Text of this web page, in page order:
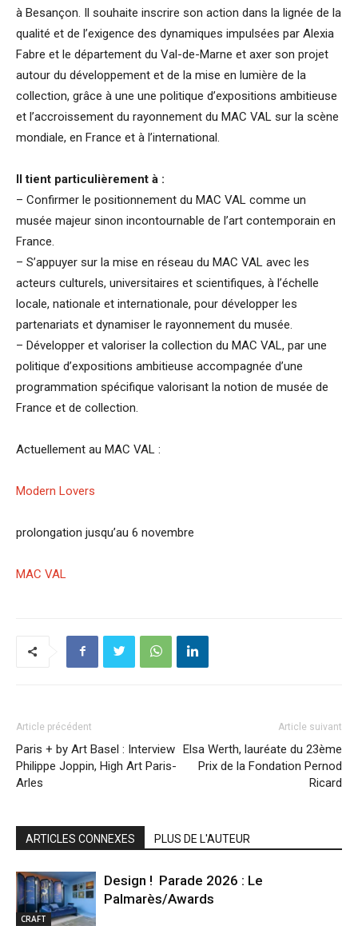
à Besançon. Il souhaite inscrire son action dans la lignée de la
qualité et de l’exigence des dynamiques impulsées par Alexia
Fabre et le département du Val-de-Marne et axer son projet
autour du développement et de la mise en lumière de la
collection, grâce à une une politique d’expositions ambitieuse
et l’accroissement du rayonnement du MAC VAL sur la scène
mondiale, en France et à l’international.
Il tient particulièrement à :
– Confirmer le positionnement du MAC VAL comme un
musée majeur sinon incontournable de l’art contemporain en
France.
– S’appuyer sur la mise en réseau du MAC VAL avec les
acteurs culturels, universitaires et scientifiques, à l’échelle
locale, nationale et internationale, pour développer les
partenariats et dynamiser le rayonnement du musée.
– Développer et valoriser la collection du MAC VAL, par une
politique d’expositions ambitieuse accompagnée d’une
programmation spécifique valorisant la notion de musée de
France et de collection.
Actuellement au MAC VAL :
Modern Lovers
prolongation jusqu’au 6 novembre
MAC VAL
Article précédent
Paris + by Art Basel : Interview
Philippe Joppin, High Art Paris-
Arles
Article suivant
Elsa Werth, lauréate du 23ème
Prix de la Fondation Pernod
Ricard
ARTICLES CONNEXES PLUS DE L'AUTEUR
CRAFT
Design ! Parade 2026 : Le
Palmarès/Awards